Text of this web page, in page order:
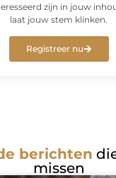
zijn in jouw
laat jouw stem klinken.
Registreer nu
berichten
missen